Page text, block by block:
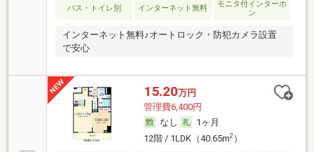
バス・トイレ別 インターネット無料
モニタ付インターホ
ン
インターネット無料♪オートロック・防犯カメラ設置
で安心
15.20万円
管理費6,400円
なし
1ヶ月
12階 / 1LDK（40.65m2）